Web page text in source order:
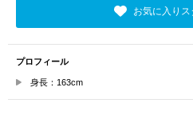
お気に入り
プロフィール
身長：163cm